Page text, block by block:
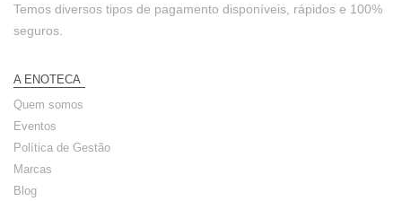
Temos diversos tipos de pagamento disponíveis, rápidos e 100%
seguros.
A ENOTECA
Quem somos
Eventos
Política de Gestão
Marcas
Blog